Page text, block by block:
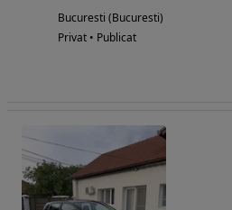
Bucuresti (Bucuresti)
Privat • Publicat